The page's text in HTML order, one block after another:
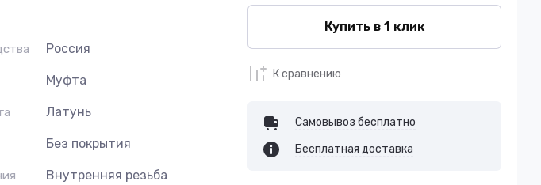
Россия
Муфта
Латунь
Без покрытия
Внутренняя резьба
Купить в 1 клик
К сравнению
Самовывоз бесплатно
Бесплатная доставка